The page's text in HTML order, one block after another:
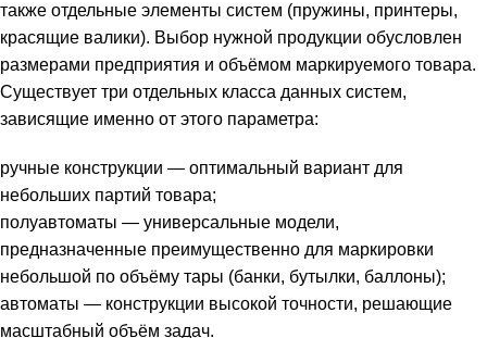
также отдельные элементы систем (пружины, принтеры,
красящие валики). Выбор нужной продукции обусловлен
размерами предприятия и объёмом маркируемого товара.
Существует три отдельных класса данных систем,
зависящие именно от этого параметра:
ручные конструкции — оптимальный вариант для
небольших партий товара;
полуавтоматы — универсальные модели,
предназначенные преимущественно для маркировки
небольшой по объёму тары (банки, бутылки, баллоны);
автоматы — конструкции высокой точности, решающие
масштабный объём задач.